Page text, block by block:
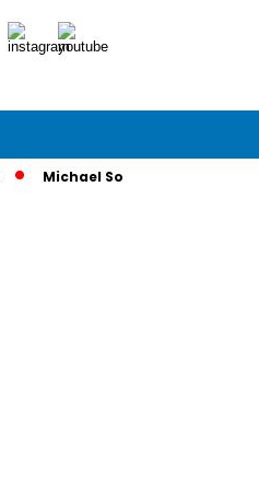
Michael Soeryadjaya